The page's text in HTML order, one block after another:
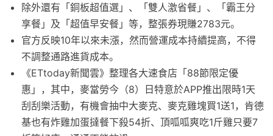
除外還有「銅板超值選」、「雙人激省餐」、「霸王分
享餐」及「超值早安餐」等，整張券現賺2783元。
官方反映10年以來未漲，然而營運成本持續提高，不得
不調整通路進貨成本。
《ETtoday新聞雲》整理各大速食店「88節限定優
惠」，其中，麥當勞今（8）日特意於APP推出限時1天
刮刮樂活動，有機會抽中大麥克、麥克雞塊買1送1，肯德
基也有炸雞加蛋撻餐下殺54折、頂呱呱爽吃1斤雞只要7